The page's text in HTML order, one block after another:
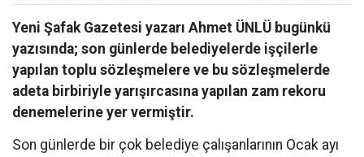
Yeni Şafak Gazetesi yazarı Ahmet ÜNLÜ bugünkü
yazısında; son günlerde belediyelerde işçilerle
yapılan toplu sözleşmelere ve bu sözleşmelerde
adeta birbiriyle yarışırcasına yapılan zam rekoru
denemelerine yer vermiştir.
Son günlerde bir çok belediye çalışanlarının Ocak ayı